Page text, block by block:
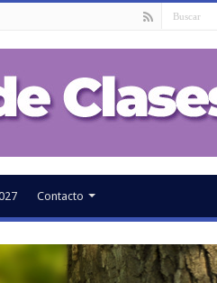
Contacto